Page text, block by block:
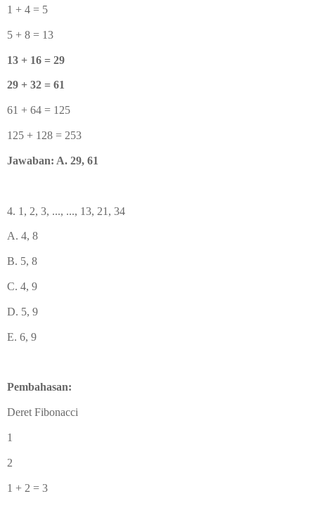
1 + 4 = 5
5 + 8 = 13
13 + 16 = 29
29 + 32 = 61
61 + 64 = 125
125 + 128 = 253
Jawaban: A. 29, 61
4. 1, 2, 3, ..., ..., 13, 21, 34
A. 4, 8
B. 5, 8
C. 4, 9
D. 5, 9
E. 6, 9
Pembahasan:
Deret Fibonacci
1
2
1 + 2 = 3